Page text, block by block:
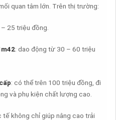
quan tâm lớn. Trên thị trường:
25 triệu đồng.
: dao động từ 30 – 60 triệu
: có thể trên 100 triệu đồng, đi
và phụ kiện chất lượng cao.
không chỉ giúp nâng cao trải